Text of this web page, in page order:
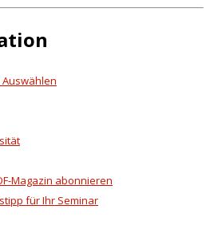
Magazin abonnieren
für Ihr Seminar